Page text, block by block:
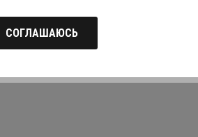
СОГЛАШАЮСЬ